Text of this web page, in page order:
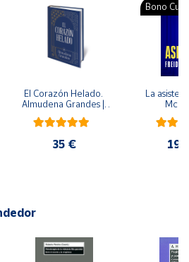
El Corazón Helado.
Almudena Grandes |
Edición especial de
lujo | Libro con sello y
35 €
Bono
La